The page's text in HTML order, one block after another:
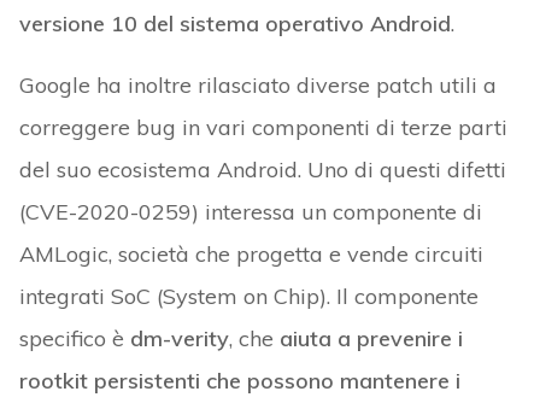
versione 10 del sistema operativo Android.
Google ha inoltre rilasciato diverse patch utili a
correggere bug in vari componenti di terze parti
del suo ecosistema Android. Uno di questi difetti
(CVE-2020-0259) interessa un componente di
AMLogic, società che progetta e vende circuiti
integrati SoC (System on Chip). Il componente
specifico è dm-verity, che aiuta a prevenire i
rootkit persistenti che possono mantenere i